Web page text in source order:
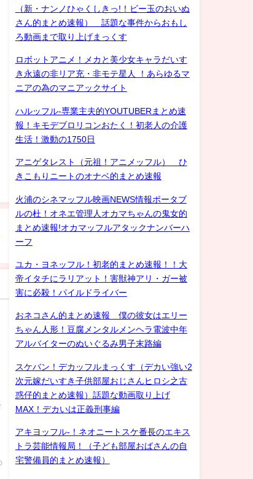
（新・ナンノひゃくしきっ!！ビー玉のおいぬ
さん的まとめ速報） 話題な事件からおもし
ろ動画まで取り上げまっくす
ロボットアニメ！メカと美少女キャラだいす
き永遠の非リア充・非モテ星人 ！あらゆるマ
ニアの為のマニアックサイト
ハルッフル-専業主夫的YOUTUBERまとめ速
報！キモデブロリコンおたく！初老人の介護
生活！激動の1750日
アニゲタレスト（元祖！アニメッフル） ひ
きこもりニートのオナベ的まとめ速報
火浦のシネマッフル映画NEWS情報ポータブ
ルの杜！オネエ管理人オカマちゃんの鬼女的
まとめ速報!オカマッフルアタックナンバーハ
ーフ
ユカ・ヨネッフル！初老的まとめ速報！！大
帝イタチにラリアット！害獣神アリ・ガー被
害に必殺！パイルドライバー
おネコさん的まとめ速報 僕の彼女はエリー
ちゃん人形！豆腐メンタルメンヘラ電波中年
アルバイターのぬいぐるみ男子末路編
スケバン！デカッフルまっくす（デカい強い2
次元嫁だいすき子供部屋おじさんヒロシ之古
惑仔的まとめ速報）話題な動画取り上げ
MAX！デカいは正義刑事編
アキヨッフル-！ネオニートスケ番長のエキス
トラ芸能情報局！（子ども部屋おばさんの自
宅警備員的まとめ速報）